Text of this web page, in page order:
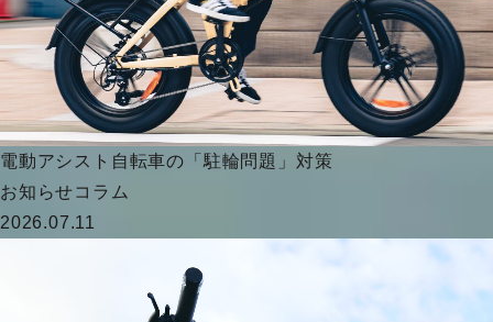
電動アシスト自転車の「駐輪問題」対策
お知らせコラム
2026.07.11